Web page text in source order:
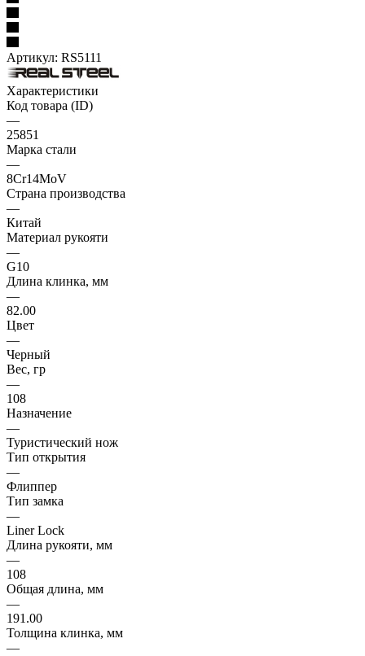
Артикул: RS5111
Характеристики
Код товара (ID)
—
25851
Марка стали
—
8Cr14MoV
Страна производства
—
Китай
Материал рукояти
—
G10
Длина клинка, мм
—
82.00
Цвет
—
Черный
Вес, гр
—
108
Назначение
—
Туристический нож
Тип открытия
—
Флиппер
Тип замка
—
Liner Lock
Длина рукояти, мм
—
108
Общая длина, мм
—
191.00
Толщина клинка, мм
—